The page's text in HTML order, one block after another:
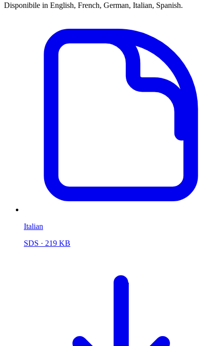
Disponibile in English, French, German, Italian, Spanish.
Italian
SDS · 219 KB